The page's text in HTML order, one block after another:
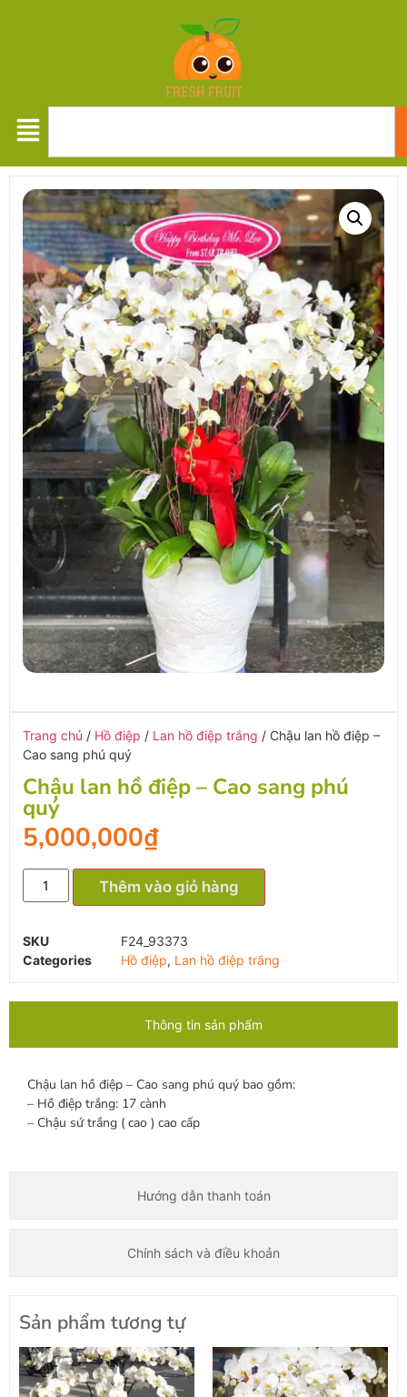
Trang chủ / Hồ điệp / Lan hồ điệp trắng / Chậu lan hồ điệp –
Cao sang phú quý
Chậu lan hồ điệp – Cao sang phú
quý
5,000,000₫
Thêm vào giỏ hàng
SKU
F24_93373
Categories
Hồ điệp, Lan hồ điệp trắng
Thông tin sản phẩm
Hướng dẫn thanh toán
Chính sách và điều khoản
Chậu lan hồ điệp – Cao sang phú quý bao gồm:
– Hồ điệp trắng: 17 cành
– Chậu sứ trắng ( cao ) cao cấp
Sản phẩm tương tự